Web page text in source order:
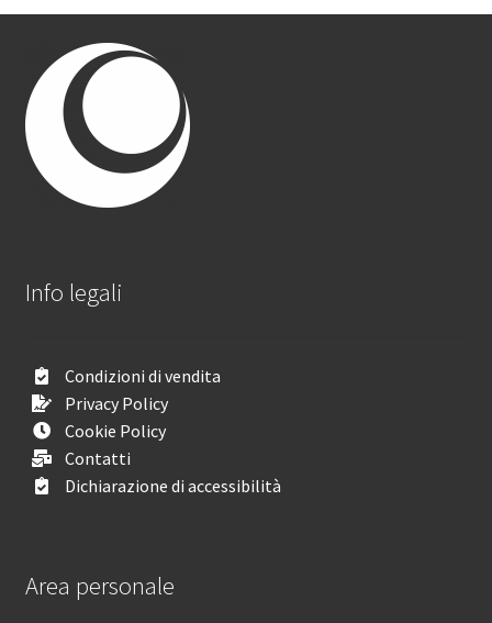
Info legali
Condizioni di vendita
Privacy Policy
Cookie Policy
Contatti
Dichiarazione di accessibilità
Area personale